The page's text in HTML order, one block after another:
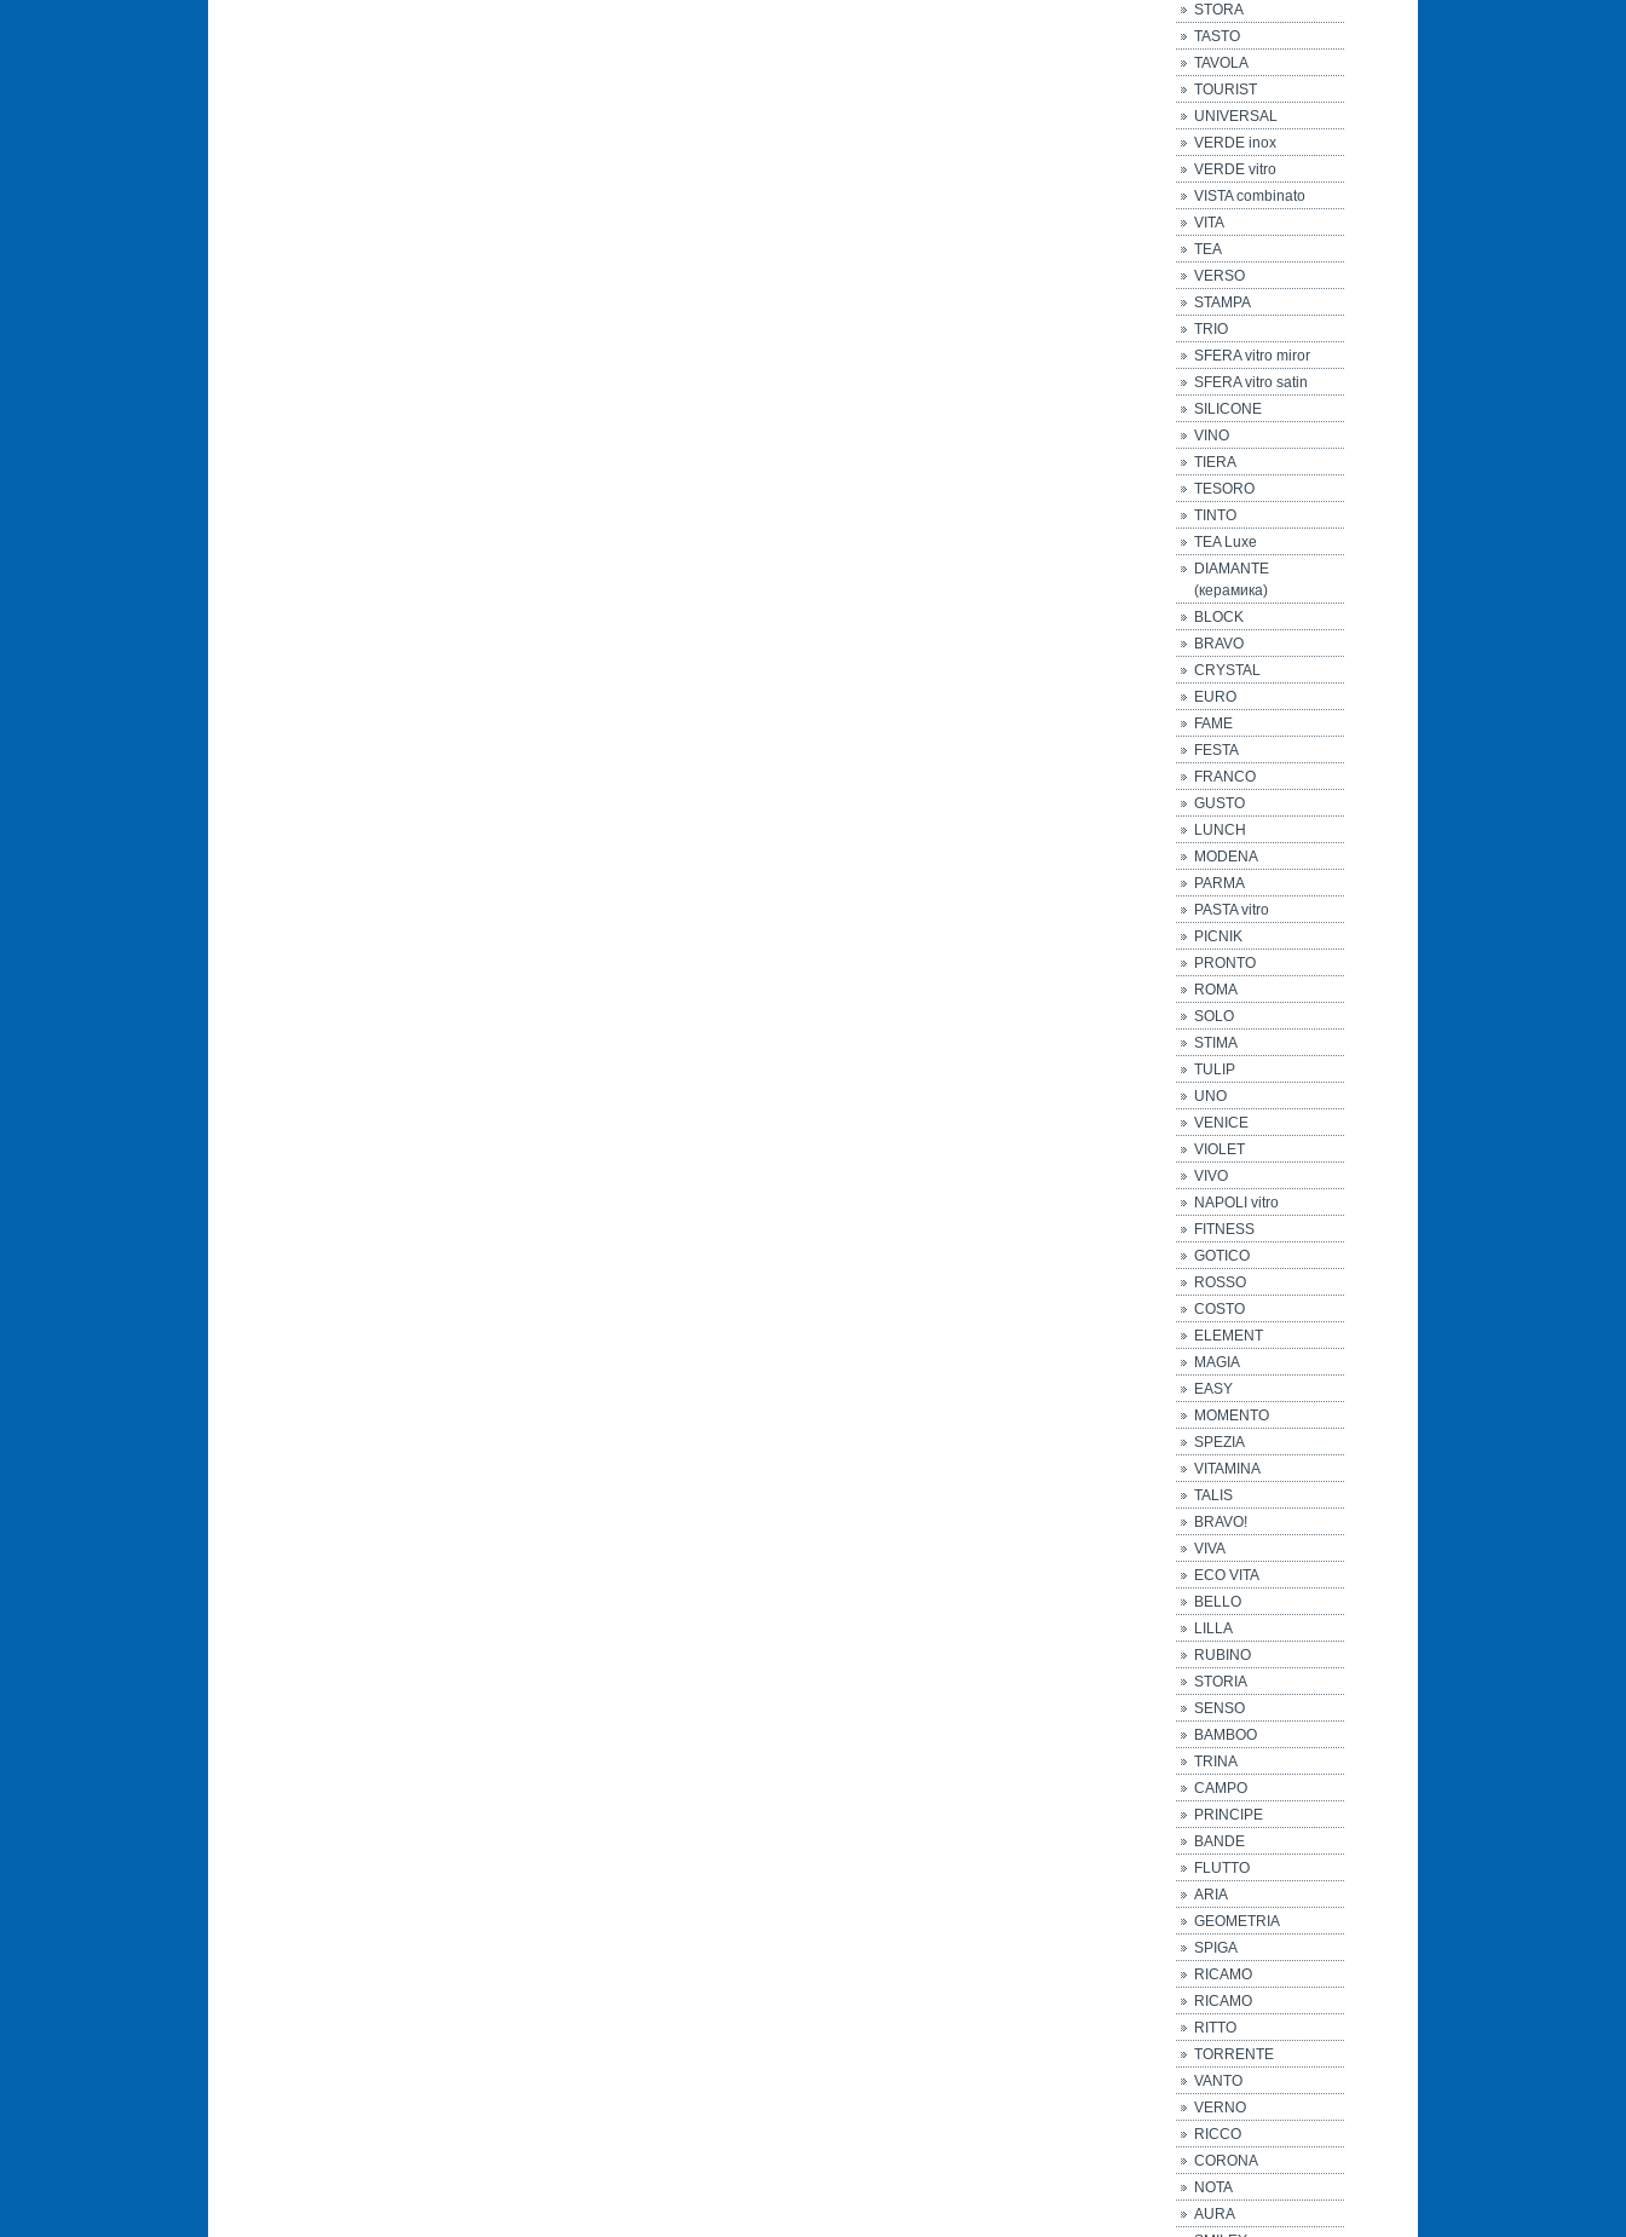
STORA
TASTO
TAVOLA
TOURIST
UNIVERSAL
VERDE inox
VERDE vitro
VISTA combinato
VITA
TEA
VERSO
STAMPA
TRIO
SFERA vitro miror
SFERA vitro satin
SILICONE
VINO
TIERA
TESORO
TINTO
TEA Luxe
DIAMANTE
(керамика)
BLOCK
BRAVO
CRYSTAL
EURO
FAME
FESTA
FRANCO
GUSTO
LUNCH
MODENA
PARMA
PASTA vitro
PICNIK
PRONTO
ROMA
SOLO
STIMA
TULIP
UNO
VENICE
VIOLET
VIVO
NAPOLI vitro
FITNESS
GOTICO
ROSSO
COSTO
ELEMENT
MAGIA
EASY
MOMENTO
SPEZIA
VITAMINA
TALIS
BRAVO!
VIVA
ECO VITA
BELLO
LILLA
RUBINO
STORIA
SENSO
BAMBOO
TRINA
CAMPO
PRINCIPE
BANDE
FLUTTO
ARIA
GEOMETRIA
SPIGA
RICAMO
RICAMO
RITTO
TORRENTE
VANTO
VERNO
RICCO
CORONA
NOTA
AURA